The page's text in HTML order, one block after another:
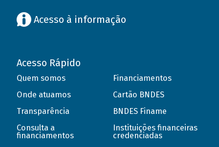
Acesso à informação
Acesso Rápido
Quem somos
Onde atuamos
Transparência
Consulta a
financiamentos
Financiamentos
Cartão BNDES
BNDES Finame
Instituições financeiras
credenciadas